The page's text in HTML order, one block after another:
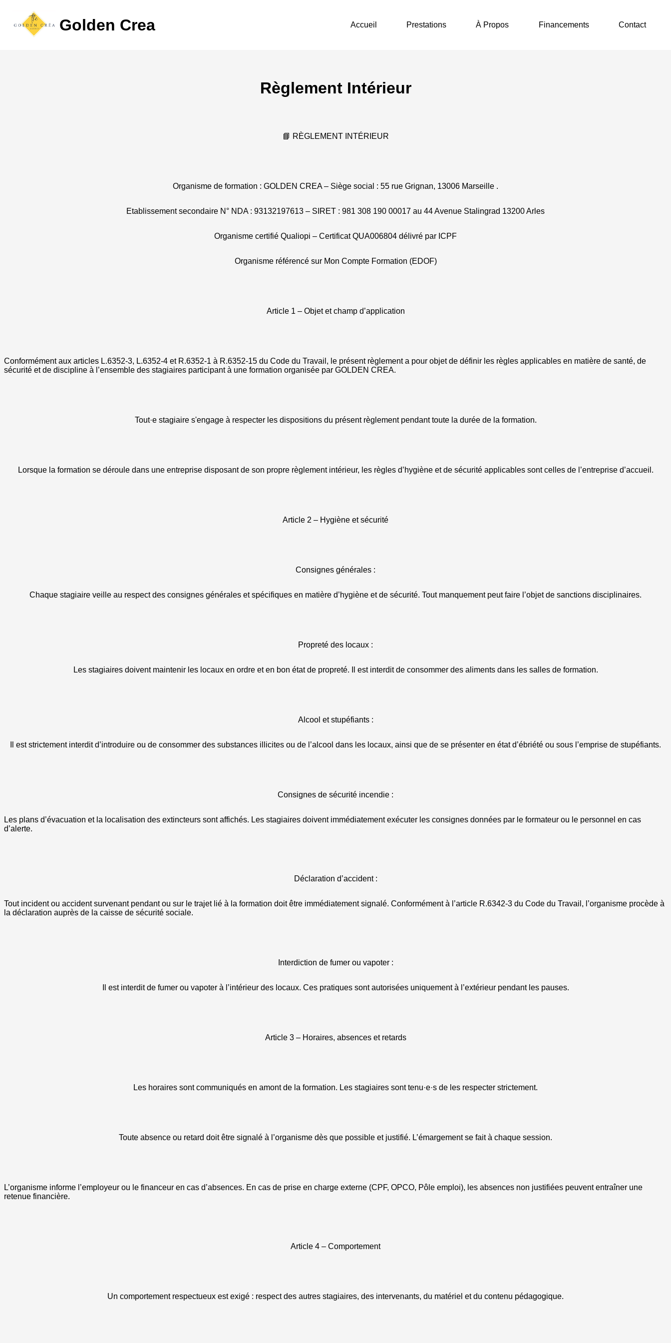
Golden Crea Accueil Prestations À Propos Financements Contact
Règlement Intérieur
📘 RÈGLEMENT INTÉRIEUR
Organisme de formation : GOLDEN CREA – Siège social : 55 rue Grignan, 13006 Marseille .
Etablissement secondaire N° NDA : 93132197613 – SIRET : 981 308 190 00017 au 44 Avenue Stalingrad 13200 Arles
Organisme certifié Qualiopi – Certificat QUA006804 délivré par ICPF
Organisme référencé sur Mon Compte Formation (EDOF)
Article 1 – Objet et champ d’application
Conformément aux articles L.6352-3, L.6352-4 et R.6352-1 à R.6352-15 du Code du Travail, le présent règlement a pour objet de définir les règles applicables en matière de santé, de
sécurité et de discipline à l’ensemble des stagiaires participant à une formation organisée par GOLDEN CREA.
Tout·e stagiaire s'engage à respecter les dispositions du présent règlement pendant toute la durée de la formation.
Lorsque la formation se déroule dans une entreprise disposant de son propre règlement intérieur, les règles d’hygiène et de sécurité applicables sont celles de l’entreprise d’accueil.
Article 2 – Hygiène et sécurité
Consignes générales :
Chaque stagiaire veille au respect des consignes générales et spécifiques en matière d’hygiène et de sécurité. Tout manquement peut faire l’objet de sanctions disciplinaires.
Propreté des locaux :
Les stagiaires doivent maintenir les locaux en ordre et en bon état de propreté. Il est interdit de consommer des aliments dans les salles de formation.
Alcool et stupéfiants :
Il est strictement interdit d’introduire ou de consommer des substances illicites ou de l’alcool dans les locaux, ainsi que de se présenter en état d’ébriété ou sous l’emprise de stupéfiants.
Consignes de sécurité incendie :
Les plans d’évacuation et la localisation des extincteurs sont affichés. Les stagiaires doivent immédiatement exécuter les consignes données par le formateur ou le personnel en cas
d’alerte.
Déclaration d’accident :
Tout incident ou accident survenant pendant ou sur le trajet lié à la formation doit être immédiatement signalé. Conformément à l’article R.6342-3 du Code du Travail, l’organisme procède à
la déclaration auprès de la caisse de sécurité sociale.
Interdiction de fumer ou vapoter :
Il est interdit de fumer ou vapoter à l’intérieur des locaux. Ces pratiques sont autorisées uniquement à l’extérieur pendant les pauses.
Article 3 – Horaires, absences et retards
Les horaires sont communiqués en amont de la formation. Les stagiaires sont tenu·e·s de les respecter strictement.
Toute absence ou retard doit être signalé à l’organisme dès que possible et justifié. L’émargement se fait à chaque session.
L’organisme informe l’employeur ou le financeur en cas d’absences. En cas de prise en charge externe (CPF, OPCO, Pôle emploi), les absences non justifiées peuvent entraîner une
retenue financière.
Article 4 – Comportement
Un comportement respectueux est exigé : respect des autres stagiaires, des intervenants, du matériel et du contenu pédagogique.